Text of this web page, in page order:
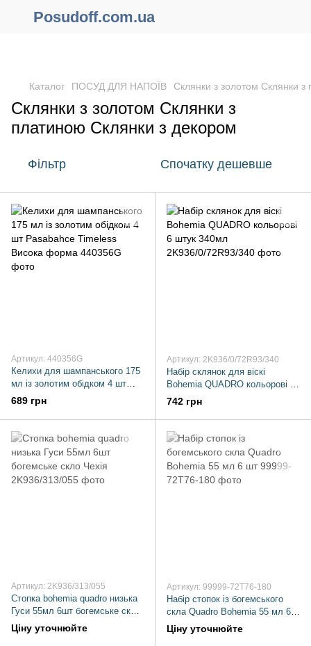
Posudoff.com.ua
Каталог ПОСУД ДЛЯ НАПОЇВ Склянки з золотом Склянки
Склянки з золотом Склянки з
платиною Склянки з декором
Фільтр Спочатку дешевше
Артикул: 440356G
Келихи для шампанського 175
мл із золотим обідком 4 шт
Pasabahce Timeless Висока
форма
689 грн
Артикул: 2K936/0/72R93/340
Набір склянок для віскі
Bohemia QUADRO кольорові 6
штук 340мл
742 грн
Артикул: 2K936/313/055
Стопка bohemia quadro низька
Гуси 55мл 6шт богемське скло
Чехія
Ціну уточнюйте
Артикул: 99999-72T76-180
Набір стопок із богемського
скла Quadro Bohemia 55 мл 6
шт
Ціну уточнюйте